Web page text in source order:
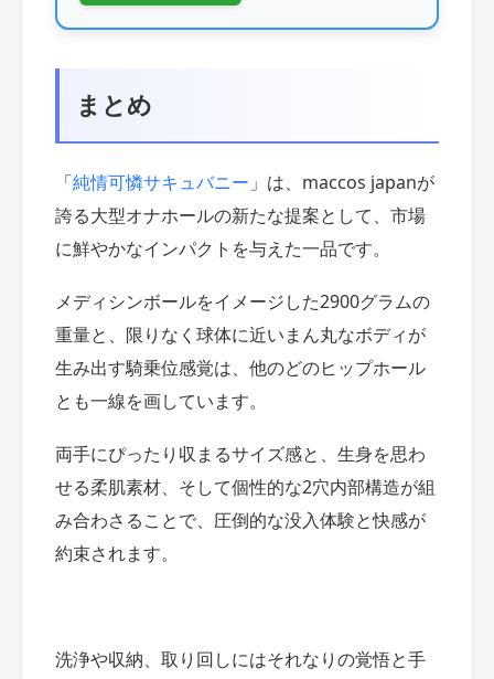
まとめ
「純情可憐サキュバニー 」は、maccos japanが
誇る大型オナホールの新たな提案として、市場
に鮮やかなインパクトを与えた一品です。
メディシンボールをイメージした2900グラムの
重量と、限りなく球体に近いまん丸なボディが
生み出す騎乗位感覚は、他のどのヒップホール
とも一線を画しています。
両手にぴったり収まるサイズ感と、生身を思わ
せる柔肌素材、そして個性的な2穴内部構造が組
み合わさることで、圧倒的な没入体験と快感が
約束されます。
洗浄や収納、取り回しにはそれなりの覚悟と手